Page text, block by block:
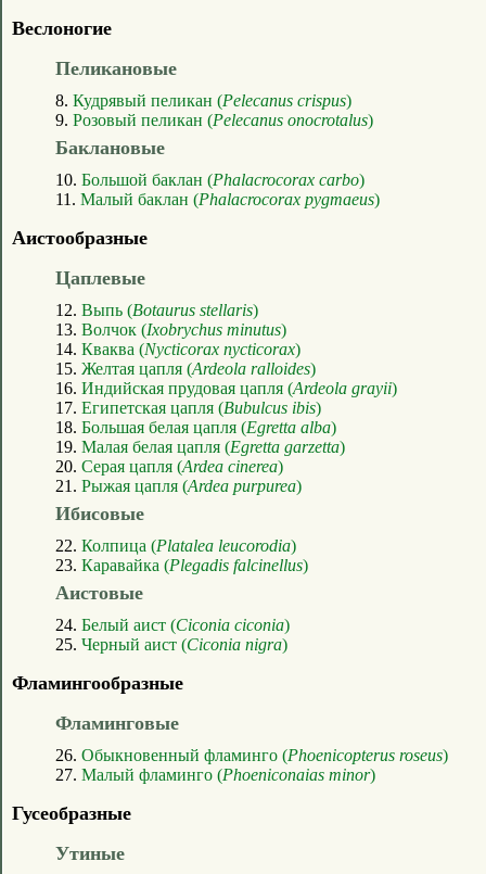
Веслоногие
Пеликановые
8. Кудрявый пеликан (Pelecanus crispus)
9. Розовый пеликан (Pelecanus onocrotalus)
Баклановые
10. Большой баклан (Phalacrocorax carbo)
11. Малый баклан (Phalacrocorax pygmaeus)
Аистообразные
Цаплевые
12. Выпь (Botaurus stellaris)
13. Волчок (Ixobrychus minutus)
14. Кваква (Nycticorax nycticorax)
15. Желтая цапля (Ardeola ralloides)
16. Индийская прудовая цапля (Ardeola grayii)
17. Египетская цапля (Bubulcus ibis)
18. Большая белая цапля (Egretta alba)
19. Малая белая цапля (Egretta garzetta)
20. Серая цапля (Ardea cinerea)
21. Рыжая цапля (Ardea purpurea)
Ибисовые
22. Колпица (Platalea leucorodia)
23. Каравайка (Plegadis falcinellus)
Аистовые
24. Белый аист (Ciconia ciconia)
25. Черный аист (Ciconia nigra)
Фламингообразные
Фламинговые
26. Обыкновенный фламинго (Phoenicopterus roseus)
27. Малый фламинго (Phoeniconaias minor)
Гусеобразные
Утиные